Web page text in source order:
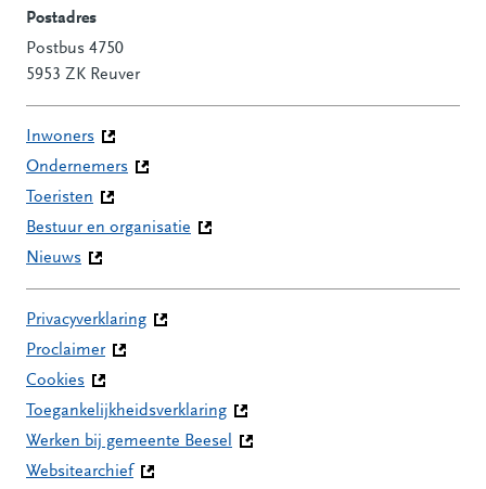
Postadres
Postbus 4750
5953 ZK Reuver
Inwoners
Ondernemers
Toeristen
Bestuur en organisatie
Nieuws
Privacyverklaring
Proclaimer
Cookies
Toegankelijkheidsverklaring
Werken bij gemeente Beesel
Websitearchief